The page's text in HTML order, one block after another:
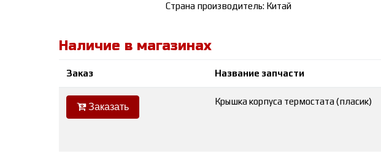
Страна производитель: Китай
Наличие в магазинах
Заказ Название запчасти
Заказать
Крышка корпуса термостата (пласик)